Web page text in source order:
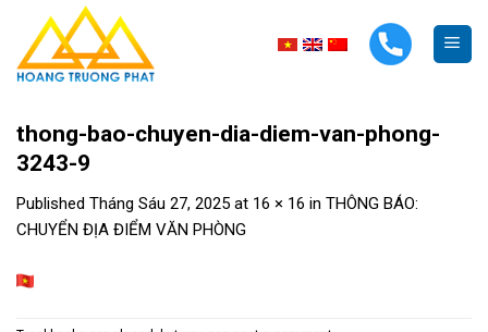
content
thong-bao-chuyen-dia-diem-van-phong-
3243-9
Published Tháng Sáu 27, 2025 at 16 × 16 in THÔNG BÁO:
CHUYỂN ĐỊA ĐIỂM VĂN PHÒNG